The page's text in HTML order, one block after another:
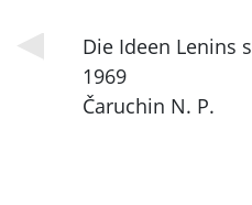
Die Ideen Lenins
1969
Čaruchin N. P.